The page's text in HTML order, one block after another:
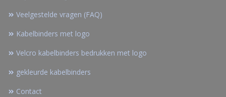
Veelgestelde vragen (FAQ)
Kabelbinders met logo
Velcro kabelbinders bedrukken met logo
gekleurde kabelbinders
Contact